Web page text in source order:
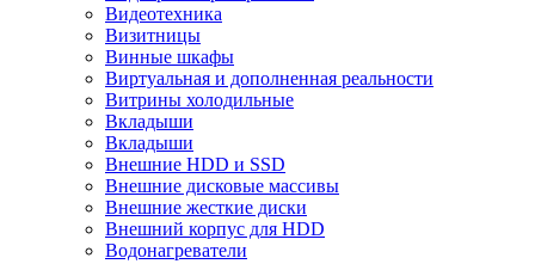
Видеотехника
Визитницы
Винные шкафы
Виртуальная и дополненная реальности
Витрины холодильные
Вкладыши
Вкладыши
Внешние HDD и SSD
Внешние дисковые массивы
Внешние жесткие диски
Внешний корпус для HDD
Водонагреватели